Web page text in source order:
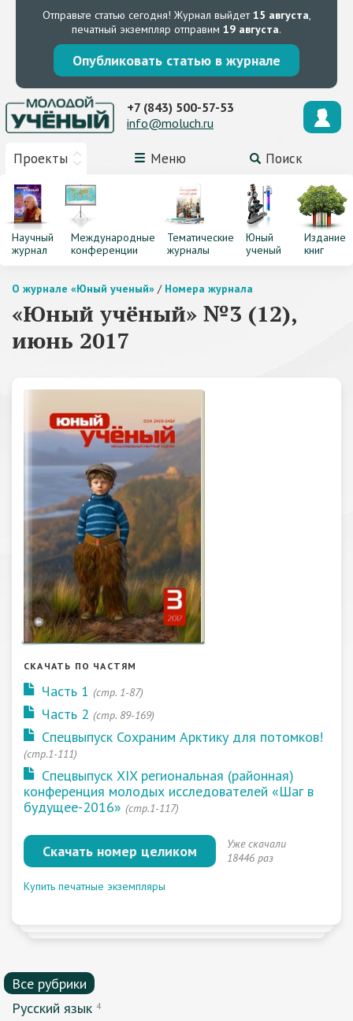
Отправьте статью сегодня! Журнал выйдет15 августа,
печатный экземпляр отправим 19 августа.
Опубликовать статью в журнале
Проекты Меню Поиск
+7 (843) 500-57-53
info@moluch.ru
Научный
журнал
Международные
конференции
Тематические
журналы
Юный
ученый
Издание
книг
О журнале «Юный ученый» / Номера журнала
«Юный учёный» №3 (12),
июнь 2017
СКАЧАТЬ ПО ЧАСТЯМ
Часть 1 (стр. 1-87)
Часть 2 (cтр. 89-169)
Спецвыпуск Сохраним Арктику для потомков!
(стр.1-111)
Спецвыпуск ХIX региональная (районная)
конференция молодых исследователей «Шаг в
будущее-2016» (стр.1-117)
Скачать номер целиком
Уже скачали
18446 раз
Купить печатные экземпляры
Все рубрики
Русский язык 4